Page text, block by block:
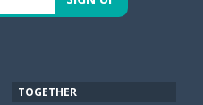
TOGETHER